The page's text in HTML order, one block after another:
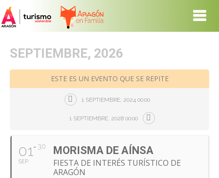
SEPTIEMBRE, 2026
ESTE ES UN EVENTO QUE SE REPITE
1 SEPTIEMBRE, 2024 00:00
1 SEPTIEMBRE, 2028 00:00
01
SEP
30 MORISMA DE AÍNSA
FIESTA DE INTERÉS TURÍSTICO DE
ARAGÓN